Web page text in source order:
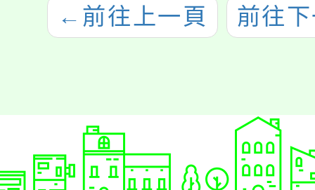
← 前往上一頁 前往